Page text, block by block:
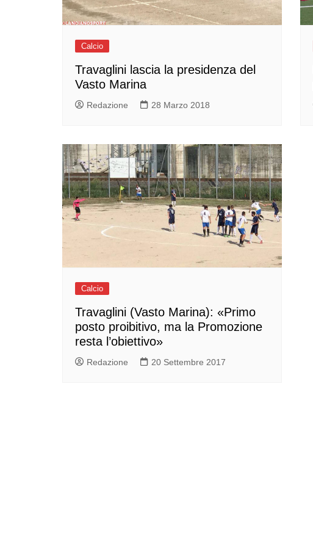
Calcio
Travaglini lascia la presidenza del
Vasto Marina
Redazione 28 Marzo 2018
Calcio
Travaglini (Vasto Marina): «Primo
posto proibitivo, ma la Promozione
resta l’obiettivo»
Redazione 20 Settembre 2017